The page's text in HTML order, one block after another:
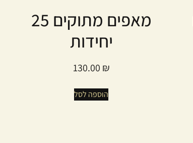
מאפים מתוקים 25
יחידות
130.00 ₪
הוספה לסל